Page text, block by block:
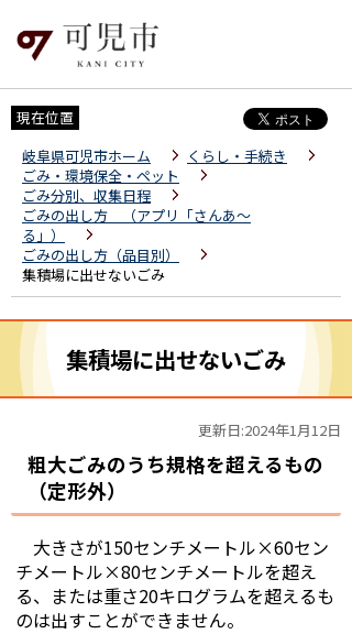
現在位置
岐阜県可児市ホーム
くらし・手続き
ごみ・環境保全・ペット
ごみ分別、収集日程
ごみの出し方 （アプリ「さんあ～
る」）
ごみの出し方（品目別）
集積場に出せないごみ
集積場に出せないごみ
更新日:2024年1月12日
粗大ごみのうち規格を超えるもの
（定形外）
大きさが150センチメートル×60セン
チメートル×80センチメートルを超え
る、または重さ20キログラムを超えるも
のは出すことができません。